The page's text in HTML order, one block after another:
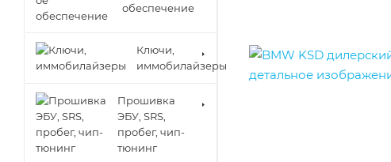
обеспечение
Ключи,
иммобилайзеры
Прошивка
ЭБУ, SRS,
пробег, чип-
тюнинг